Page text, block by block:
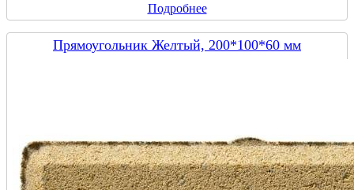
Подробнее
Прямоугольник Желтый, 200*100*60 мм